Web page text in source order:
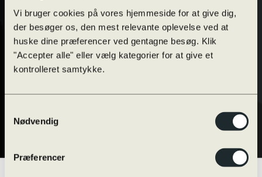
Vi bruger cookies på vores hjemmeside for at give dig,
der besøger os, den mest relevante oplevelse ved at
huske dine præferencer ved gentagne besøg. Klik
"Accepter alle" eller vælg kategorier for at give et
kontrolleret samtykke.
Nødvendig
Præferencer